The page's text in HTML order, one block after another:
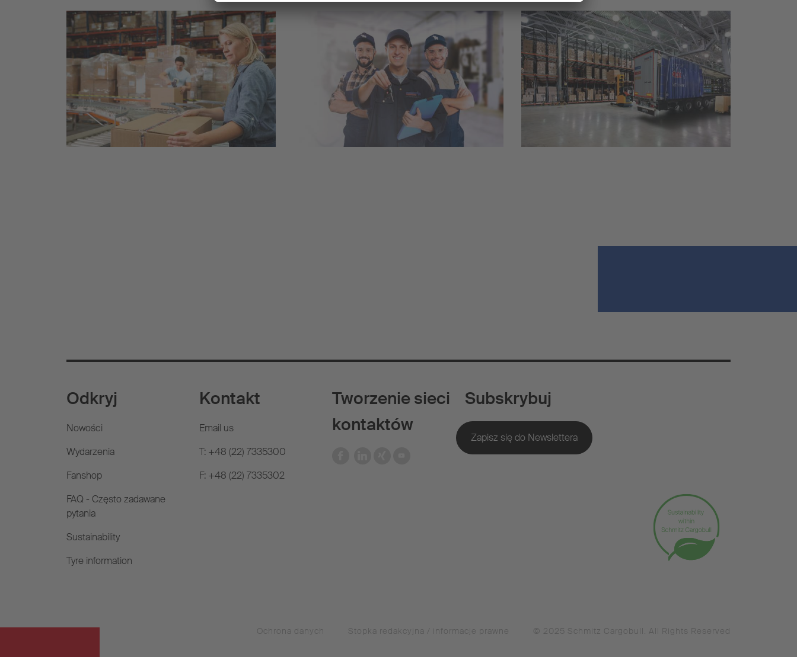
Odkryj
Nowości
Wydarzenia
Fanshop
FAQ - Często zadawane
pytania
Sustainability
Tyre information
Kontakt
Email us
T: +48 (22) 7335300
F: +48 (22) 7335302
Tworzenie sieci
kontaktów
Subskrybuj
Ochrona danych Stopka redakcyjna / informacje prawne © 2025 Schmitz Cargobull. All Rights Reserved